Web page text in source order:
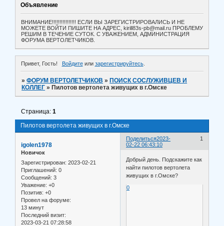
Объявление
ВНИМАНИЕ!!!!!!!!!!!!!!!! ЕСЛИ ВЫ ЗАРЕГИСТРИРОВАЛИСЬ И НЕ
МОЖЕТЕ ВОЙТИ ПИШИТЕ НА АДРЕС, kirill83s-pb@mail.ru ПРОБЛЕМУ
РЕШИМ В ТЕЧЕНИЕ СУТОК. С УВАЖЕНИЕМ, АДМИНИСТРАЦИЯ
ФОРУМА ВЕРТОЛЕТЧИКОВ.
Привет, Гость! Войдитеили зарегистрируйтесь.
»ФОРУМ ВЕРТОЛЕТЧИКОВ » ПОИСК СОСЛУЖИВЦЕВ И
КОЛЛЕГ » Пилотов вертолета живущих в г.Омске
Пилотов вертолета живущих в г.Омске
Страница:1
Поделиться 1
2023-
02-22 06:43:10
igolen1978
Новичок
Зарегистрирован: 2023-02-21
Приглашений: 0
Сообщений: 3
Уважение: +0
Позитив: +0
Провел на форуме:
13 минут
Последний визит:
2023-03-21 07:28:58
Добрый день. Подскажите как
найти пилотов вертолета
живущих в г.Омске?
0